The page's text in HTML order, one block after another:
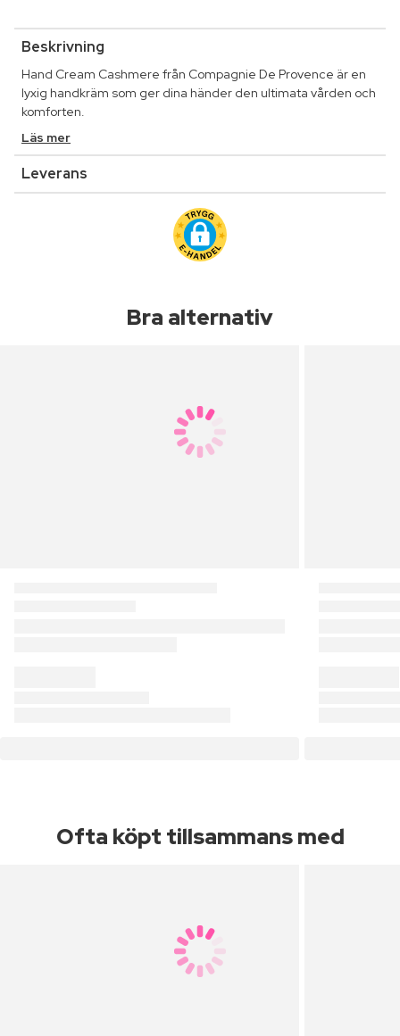
Beskrivning
Hand Cream Cashmere från Compagnie De Provence är en
lyxig handkräm som ger dina händer den ultimata vården och
komforten.
Läs mer
Leverans
Bra alternativ
Ofta köpt tillsammans med